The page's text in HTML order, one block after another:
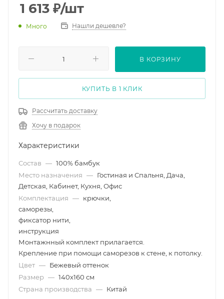
1 613 ₽/шт
Много Нашли дешевле?
В КОРЗИНУ
КУПИТЬ В 1 КЛИК
Рассчитать доставку
Хочу в подарок
Характеристики
Состав — 100% бамбук
Место назначения — Гостиная и Спальня, Дача,
Детская, Кабинет, Кухня, Офис
Комплектация — крючки,
саморезы,
фиксатор нити,
инструкция
Монтажнный комплект прилагается.
Крепление при помощи саморезов к стене, к потолку.
Цвет — Бежевый оттенок
Размер — 140х160 см
Страна производства — Китай